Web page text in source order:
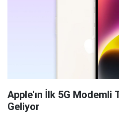
Apple'ın İlk 5G Modemli
Geliyor